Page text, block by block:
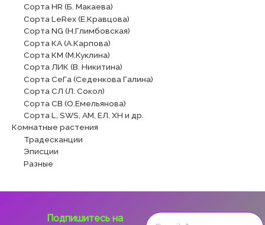
Сорта HR (Б. Макаева)
Сорта LeRex (Е.Кравцова)
Сорта NG (Н.Глимбовская)
Сорта КА (А.Карпова)
Сорта КМ (М.Куклина)
Сорта ЛИК (В. Никитина)
Сорта СеГа (Седенкова Галина)
Сорта СЛ (Л. Сокол)
Сорта СВ (О.Емельянова)
Сорта L, SWS, АМ, ЕЛ, ХН и др.
Комнатные растения
Традесканции
Эписции
Разные
Подпишитесь на